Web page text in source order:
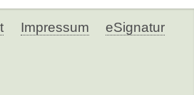
Impressum eSignatur